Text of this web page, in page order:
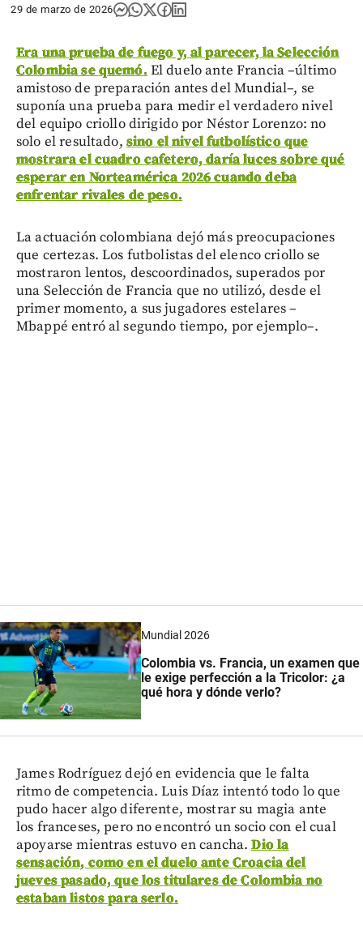
29 de marzo de 2026
Era una prueba de fuego y, al parecer, la Selección
Colombia se quemó. El duelo ante Francia –último
amistoso de preparación antes del Mundial–, se
suponía una prueba para medir el verdadero nivel
del equipo criollo dirigido por Néstor Lorenzo: no
solo el resultado, sino el nivel futbolístico que
mostrara el cuadro cafetero, daría luces sobre qué
esperar en Norteamérica 2026 cuando deba
enfrentar rivales de peso.
La actuación colombiana dejó más preocupaciones
que certezas. Los futbolistas del elenco criollo se
mostraron lentos, descoordinados, superados por
una Selección de Francia que no utilizó, desde el
primer momento, a sus jugadores estelares –
Mbappé entró al segundo tiempo, por ejemplo–.
Mundial 2026
Colombia vs. Francia, un examen que
le exige perfección a la Tricolor: ¿a
qué hora y dónde verlo?
James Rodríguez dejó en evidencia que le falta
ritmo de competencia. Luis Díaz intentó todo lo que
pudo hacer algo diferente, mostrar su magia ante
los franceses, pero no encontró un socio con el cual
apoyarse mientras estuvo en cancha.Dio la
sensación, como en el duelo ante Croacia del
jueves pasado, que los titulares de Colombia no
estaban listos para serlo.